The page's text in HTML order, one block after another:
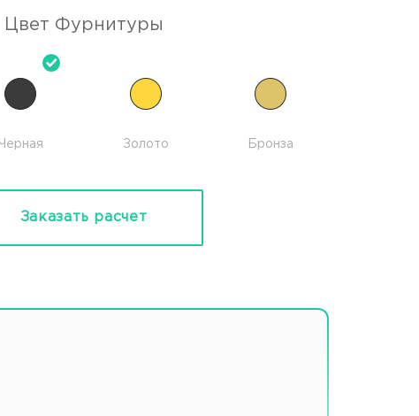
Цвет Фурнитуры
Черная Золото Бронза
Заказать расчет